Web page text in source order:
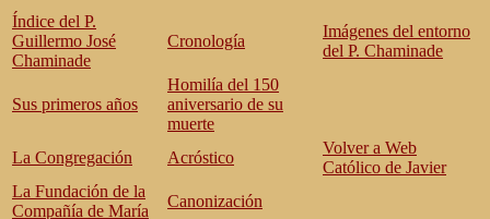
Índice del P.
Guillermo José
Chaminade
Cronología
Imágenes del entorno
del P. Chaminade
Sus primeros años
Homilía del 150
aniversario de su
muerte
La Congregación
Acróstico
Volver a Web
Católico de Javier
La Fundación de la
Compañía de María
Canonización